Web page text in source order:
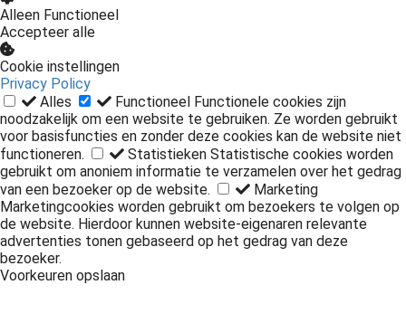
Alleen Functioneel
Accepteer alle
Cookie instellingen
Privacy Policy
Alles
Functioneel Functionele cookies zijn
noodzakelijk om een website te gebruiken. Ze worden gebruikt
voor basisfuncties en zonder deze cookies kan de website niet
functioneren.
Statistieken Statistische cookies worden
gebruikt om anoniem informatie te verzamelen over het gedrag
van een bezoeker op de website.
Marketing
Marketingcookies worden gebruikt om bezoekers te volgen op
de website. Hierdoor kunnen website-eigenaren relevante
advertenties tonen gebaseerd op het gedrag van deze
bezoeker.
Voorkeuren opslaan